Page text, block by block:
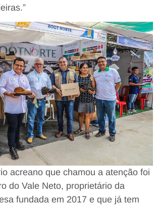
acreano que chamou a atenção foi
do Vale Neto, proprietário da
fundada em 2017 e que já tem